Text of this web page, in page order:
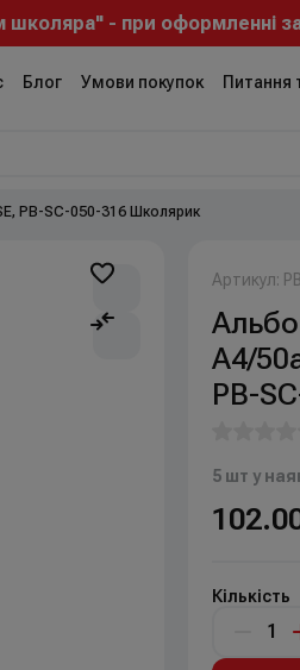
- при оформленні
Блог Умови покупок Питання
PB-SC-050-316 Школярик
Артикул:
А4/
PB-
5 шт у
Кількість